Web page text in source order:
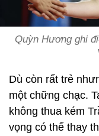
Quỳn Hương ghi
Dù còn rất trẻ
một chững chạc.
không thua kém
vọng có thể thay